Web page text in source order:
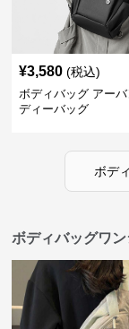
¥3,580 (税込)
ボディバッグ アー
ディーバッグ
ボデ
ボディバッグワ